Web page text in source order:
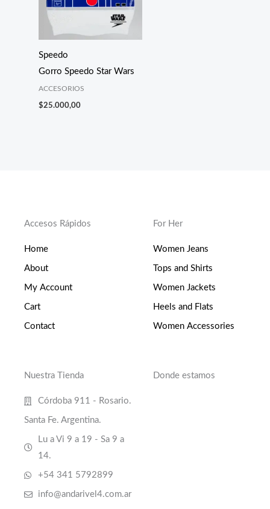
Speedo
Gorro Speedo Star Wars
ACCESORIOS
$25.000,00
Accesos Rápidos
Home
About
My Account
Cart
Contact
For Her
Women Jeans
Tops and Shirts
Women Jackets
Heels and Flats
Women Accessories
Nuestra Tienda
Córdoba 911 - Rosario.
Santa Fe. Argentina.
Lu a Vi 9 a 19 - Sa 9 a
14.
+54 341 5792899
info@andarivel4.com.ar
Donde estamos